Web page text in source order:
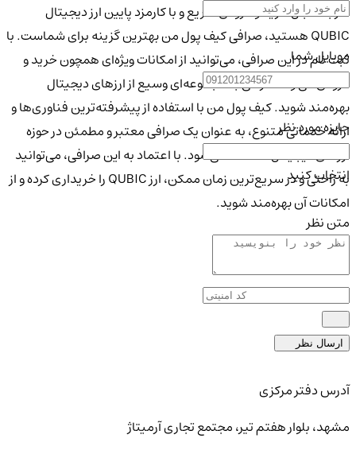
اگر به دنبال خرید و فروش سریع و با کارمزد پایین ارز دیجیتال
QUBIC هستید، صرافی کیف پول من بهترین گزینه برای شماست. با
ثبت نام در این صرافی، می‌توانید از امکانات ویژه‌ای همچون خرید و
فروش آنی و دسترسی به مجموعه‌ای وسیع از ارزهای دیجیتال
بهره‌مند شوید. کیف پول من با استفاده از پیشرفته‌ترین فناوری‌ها و
ارائه خدماتی متنوع، به عنوان یک صرافی معتبر و مطمئن در حوزه
ارزهای دیجیتال شناخته می‌شود. با اعتماد به این صرافی، می‌توانید
به راحتی و در سریع‌ترین زمان ممکن، ارز QUBIC را خریداری کرده و از
امکانات آن بهره‌مند شوید.
موبایل شما
جایزه مورد نظر
انتخاب کنید
متن نظر
ارسال نظر
آدرس دفتر مرکزی
مشهد، بلوار هفتم تیر، مجتمع تجاری آرمیتاژ